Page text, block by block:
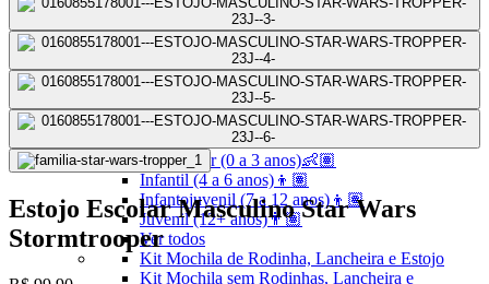
Patrulha Canina🐶
Stitch💜
Mickey e Minnie🐭🎀
Linha Pets🐾
Moana🌴
Pré-escolar (0 a 3 anos)👶🏽
Infantil (4 a 6 anos)👦🏽
Infantojuvenil (7 a 12 anos)👦🏽
Juvenil (12+ anos)👨🏽
Ver todos
Kit Mochila de Rodinha, Lancheira e Estojo
Kit Mochila sem Rodinhas, Lancheira e
Estojo Escolar Masculino Star Wars
Stormtrooper